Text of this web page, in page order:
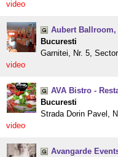
video
Aubert Ballroom,
Bucuresti
Garnitei, Nr. 5,
video
AVA Bistro -
Bucuresti
Strada Dorin Pavel,
video
Avangarde